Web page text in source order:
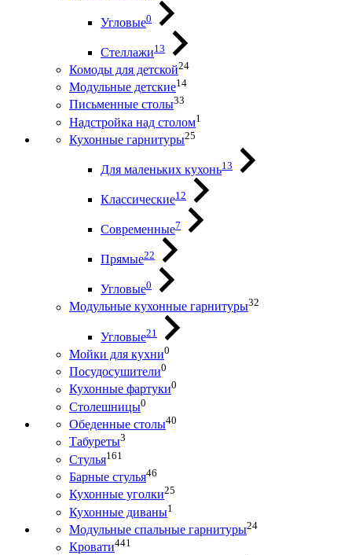
Угловые0
Стеллажи13
Комоды для детской24
Модульные детские14
Письменные столы33
Надстройка над столом1
Кухонные гарнитуры25
Для маленьких кухонь13
Классические12
Современные7
Прямые22
Угловые0
Модульные кухонные гарнитуры32
Угловые21
Мойки для кухни0
Посудосушители0
Кухонные фартуки0
Столешницы0
Обеденные столы40
Табуреты3
Стулья161
Барные стулья46
Кухонные уголки25
Кухонные диваны1
Модульные спальные гарнитуры24
Кровати441